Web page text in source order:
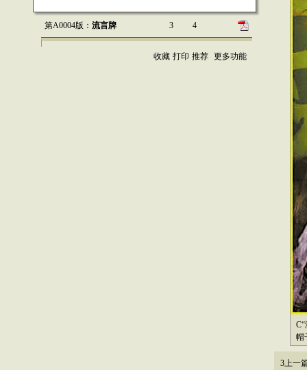
第A0004版： 流言牌 3 4
收藏 打印 推荐 更多功能
帽
3上一